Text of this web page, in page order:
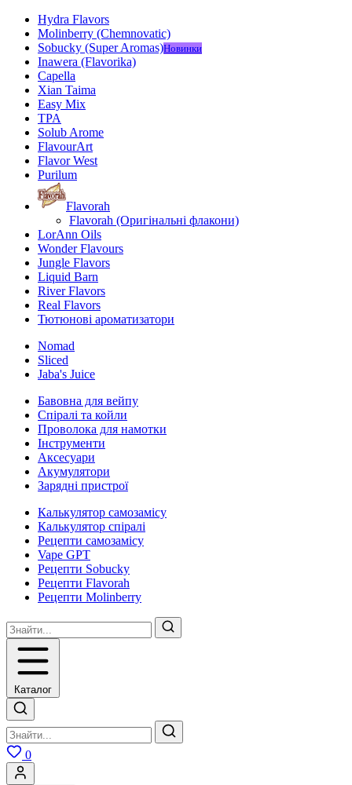
Hydra Flavors
Molinberry (Chemnovatic)
Sobucky (Super Aromas)Новинки
Inawera (Flavorika)
Capella
Xian Taima
Easy Mix
TPA
Solub Arome
FlavourArt
Flavor West
Purilum
Flavorah
Flavorah (Оригінальні флакони)
LorAnn Oils
Wonder Flavours
Jungle Flavors
Liquid Barn
River Flavors
Real Flavors
Тютюнові ароматизатори
Nomad
Sliced
Jaba's Juice
Бавовна для вейпу
Спіралі та койли
Проволока для намотки
Інструменти
Аксесуари
Акумулятори
Зарядні пристрої
Калькулятор самозамісу
Калькулятор спіралі
Рецепти самозамісу
Vape GPT
Рецепти Sobucky
Рецепти Flavorah
Рецепти Molinberry
Каталог
0